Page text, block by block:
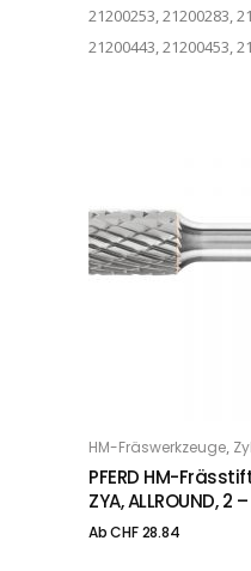
21200253, 21200283,
21200443, 21200453,
OPTIONS
HM-Fräswerkzeuge,
PFERD HM-
ZYA, ALLROUND, 2
AbCHF28.84